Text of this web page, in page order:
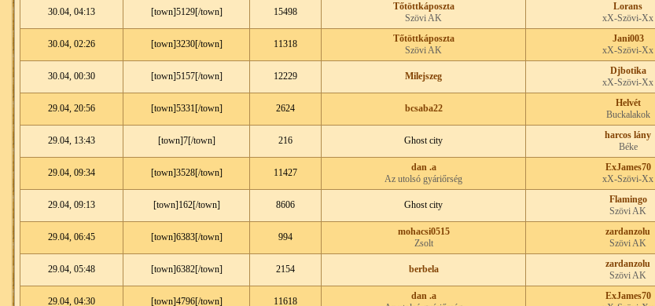
30.04, 04:13 [town]5129[/town] 15498
Tőtöttkáposzta
Szövi AK
Lorans
xX-Szövi-Xx
30.04, 02:26 [town]3230[/town] 11318
Tőtöttkáposzta
Szövi AK
Jani003
xX-Szövi-Xx
30.04, 00:30 [town]5157[/town] 12229 Milejszeg
Djbotika
xX-Szövi-Xx
29.04, 20:56 [town]5331[/town] 2624 bcsaba22
Helvét
Buckalakok
29.04, 13:43 [town]7[/town] 216 Ghost city
harcos lány
Béke
29.04, 09:34 [town]3528[/town] 11427
dan .a
Az utolsó gyáriőrség
ExJames70
xX-Szövi-Xx
29.04, 09:13 [town]162[/town] 8606 Ghost city
Flamingo
Szövi AK
29.04, 06:45 [town]6383[/town] 994
mohacsi0515
Zsolt
zardanzolu
Szövi AK
29.04, 05:48 [town]6382[/town] 2154 berbela
zardanzolu
Szövi AK
29.04, 04:30 [town]4796[/town] 11618
dan .a
ExJames70